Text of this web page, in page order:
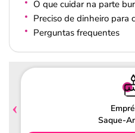
O que cuidar na parte
Preciso de dinheiro para
Perguntas frequentes
Saque-